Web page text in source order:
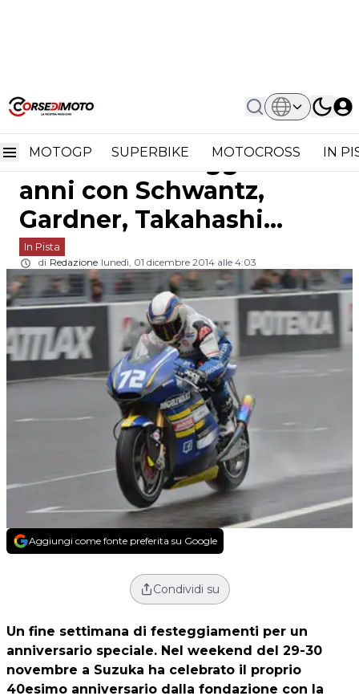
MOTOGP SUPERBIKE MOTOCROSS IN
Home In Pista
All Japan J-GP2: Moriwaki Festeggia 40
All Japan J-GP2:
Moriwaki festeggia 40
anni con Schwantz,
Gardner, Takahashi...
In Pista
di Redazione lunedì, 01 dicembre 2014 alle 4:03
Aggiungi come fonte preferita su Google
Condividi su
Un fine settimana di festeggiamenti per un
anniversario speciale. Nel weekend del 29-30
novembre a Suzuka ha celebrato il proprio
40esimo anniversario dalla fondazione con la